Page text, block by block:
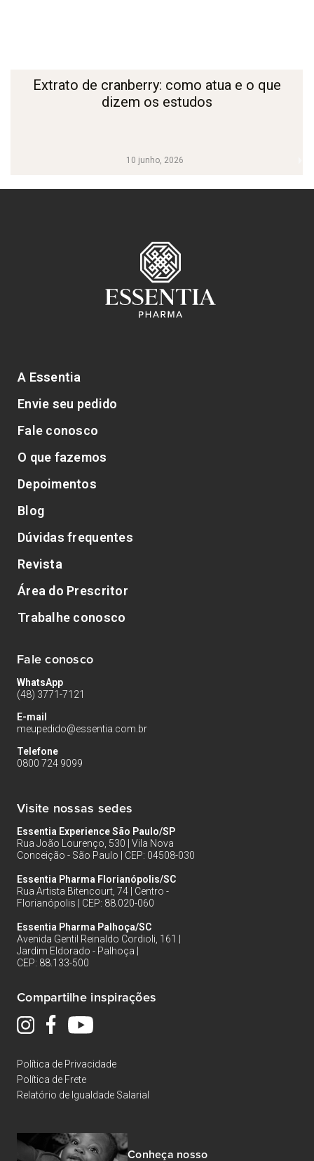
10 junho, 2026
Extrato de cranberry: como atua e o que
dizem os estudos
A Essentia
Envie seu pedido
Fale conosco
O que fazemos
Depoimentos
Blog
Dúvidas frequentes
Revista
Área do Prescritor
Trabalhe conosco
Fale conosco
WhatsApp
(48) 3771-7121
E-mail
meupedido@essentia.com.br
Telefone
0800 724 9099
Visite nossas sedes
Essentia Experience São Paulo/SP
Rua João Lourenço, 530 | Vila Nova
Conceição - São Paulo | CEP: 04508-030
Essentia Pharma Florianópolis/SC
Rua Artista Bitencourt, 74 | Centro -
Florianópolis | CEP: 88.020-060
Essentia Pharma Palhoça/SC
Avenida Gentil Reinaldo Cordioli, 161 |
Jardim Eldorado - Palhoça |
CEP: 88.133-500
Compartilhe inspirações
Política de Privacidade
Política de Frete
Relatório de Igualdade Salarial
Conheça nosso